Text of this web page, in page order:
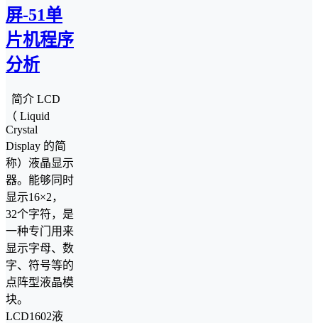
屏-51单
片机程序
分析
简介 LCD
（ Liquid
Crystal
Display 的简
称）液晶显示
器。能够同时
显示16×2，
32个字符，是
一种专门用来
显示字母、数
字、符号等的
点阵型液晶模
块。
LCD1602液